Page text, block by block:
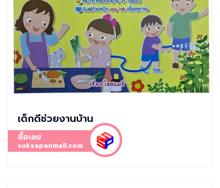
เด็กดีช่วยงานบ้าน
ซื้อเลย
suksapanmall.com